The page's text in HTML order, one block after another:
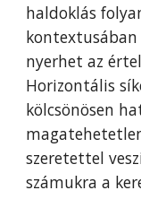
haldoklás
nyerhet az
Horizontális
kölcsönösen
szeretettel
számukra a